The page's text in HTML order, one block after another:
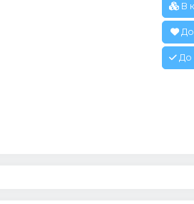
В
До
До